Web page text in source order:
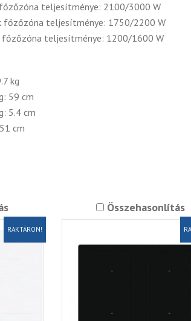
teljesítménye: 2100/3000 W
főzőzóna teljesítménye: 1750/2200 W
főzőzóna teljesítménye: 1200/1600 W
kg
59 cm
5.4 cm
cm
RAKTÁRON!
Összehasonlítás